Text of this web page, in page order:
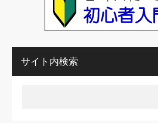
サイト内検索